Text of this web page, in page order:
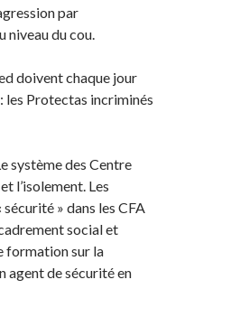
par
niveau du cou.
doivent chaque jour
les Protectas incriminés
système des Centre
l’isolement. Les
» dans les CFA
social et
formation sur la
agent de sécurité en